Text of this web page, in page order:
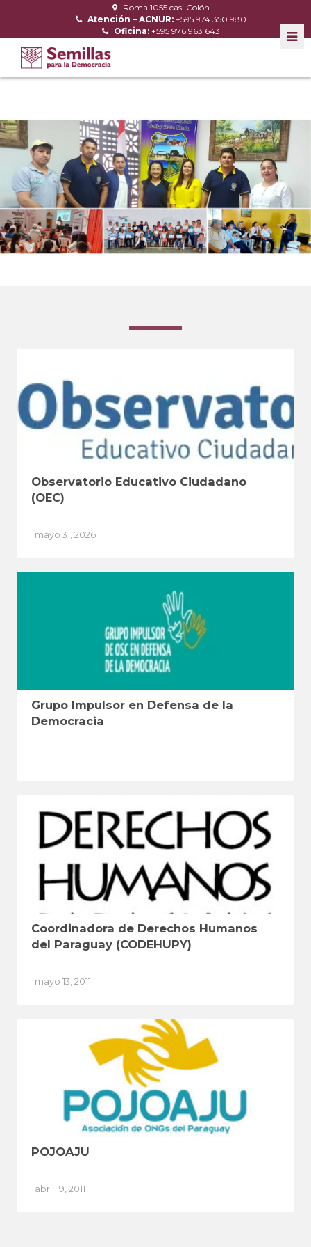
Roma 1055 casi Colón
Atención – ACNUR: +595 974 350 980
Oficina: +595 976 963 643
Observatorio Educativo Ciudadano
(OEC)
mayo 31, 2026
Grupo Impulsor en Defensa de la
Democracia
Coordinadora de Derechos Humanos
del Paraguay (CODEHUPY)
mayo 13, 2011
POJOAJU
abril 19, 2011